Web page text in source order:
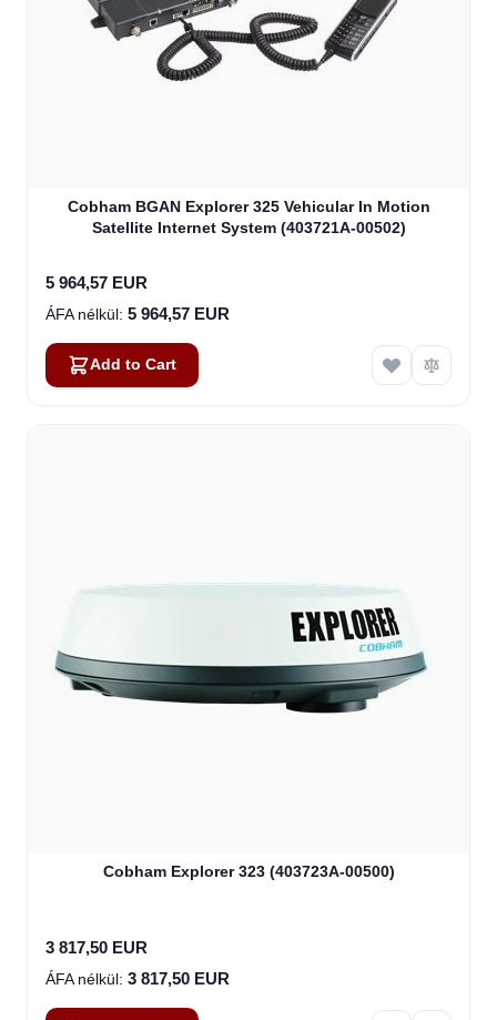
Cobham BGAN Explorer 325 Vehicular In Motion
Satellite Internet System (403721A-00502)
5 964,57 EUR
5 964,57 EUR
Add to Cart
Cobham Explorer 323 (403723A-00500)
3 817,50 EUR
3 817,50 EUR